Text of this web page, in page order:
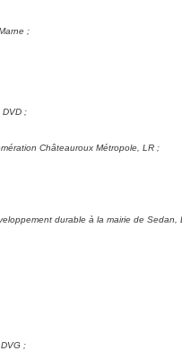
;
DVD ;
Châteauroux Métropole, LR ;
durable à la mairie de Sedan,
;